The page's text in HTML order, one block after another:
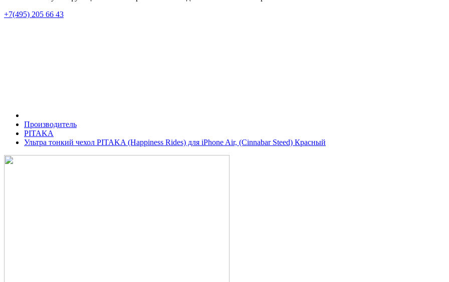
+7(495) 205 66 43
Производитель
PITAKA
Ультра тонкий чехол PITAKA (Happiness Rides) для iPhone Air, (Cinnabar Steed) Красный